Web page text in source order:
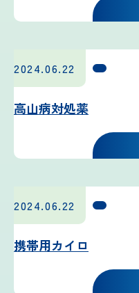
気象庁 関連リンク
運営会社
2024.06.22
高山病対処薬
2024.06.22
携帯用カイロ